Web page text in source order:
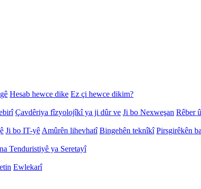
Hesab hewce dike Ez çi hewce dikim?
Çavdêriya fîzyolojîkî ya ji dûr ve Ji bo Nexweşan Rêber
Ji bo IT-yê Amûrên lihevhatî Bingehên teknîkî Pirsgirêkên
Tenduristiyê ya Seretayî
Ewlekarî